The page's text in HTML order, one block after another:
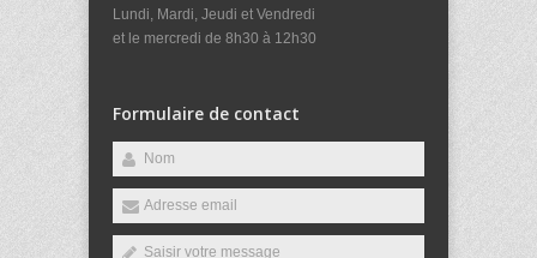
Lundi, Mardi, Jeudi et Vendredi
et le mercredi de 8h30 à 12h30
Formulaire de contact